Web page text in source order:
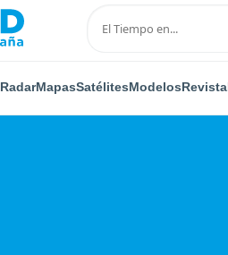
RadarMapasSatélitesModelosRevista